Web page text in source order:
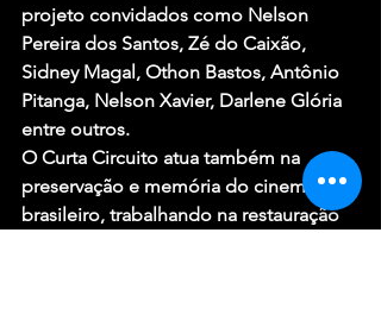
projeto convidados como Nelson
Pereira dos Santos, Zé do Caixão,
Sidney Magal, Othon Bastos, Antônio
Pitanga, Nelson Xavier, Darlene Glória
entre outros.
O Curta Circuito atua também na
preservação e memória do cinema
brasileiro, trabalhando na restauração